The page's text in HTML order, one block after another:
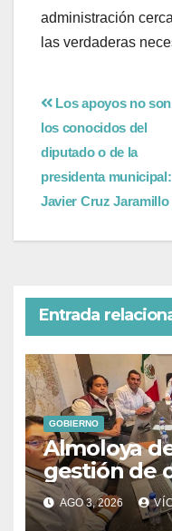
administración
las verdaderas
Los apoyos no
los conocidos del
diputado o de la
presidenta municipal:
Javier Cruz Jaramillo
Entrada
GOBIERNO
Almoloya
gestión de
fortalecer
municipio
AGO 3, 2026